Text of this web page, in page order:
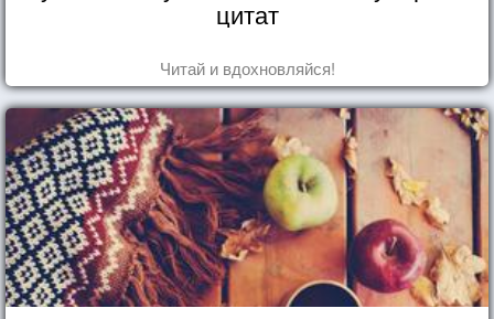
цитат
Читай и вдохновляйся!